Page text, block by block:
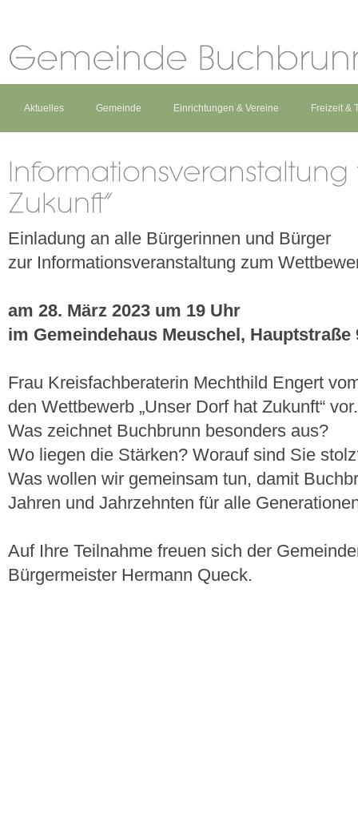
Aktuelles Gemeinde Einrichtungen & Vereine Freizeit &
Einladung an alle Bürgerinnen und Bürger
zur Informationsveranstaltung zum
am 28. März 2023 um 19 Uhr
im Gemeindehaus Meuschel,
Frau Kreisfachberaterin Mechthild Engert
den Wettbewerb „Unser Dorf hat Zukunft“ vor.
Was zeichnet Buchbrunn besonders aus?
Wo liegen die Stärken? Worauf sind Sie
Was wollen wir gemeinsam tun, damit
Jahren und Jahrzehnten für alle
Auf Ihre Teilnahme freuen sich der
Bürgermeister Hermann Queck.